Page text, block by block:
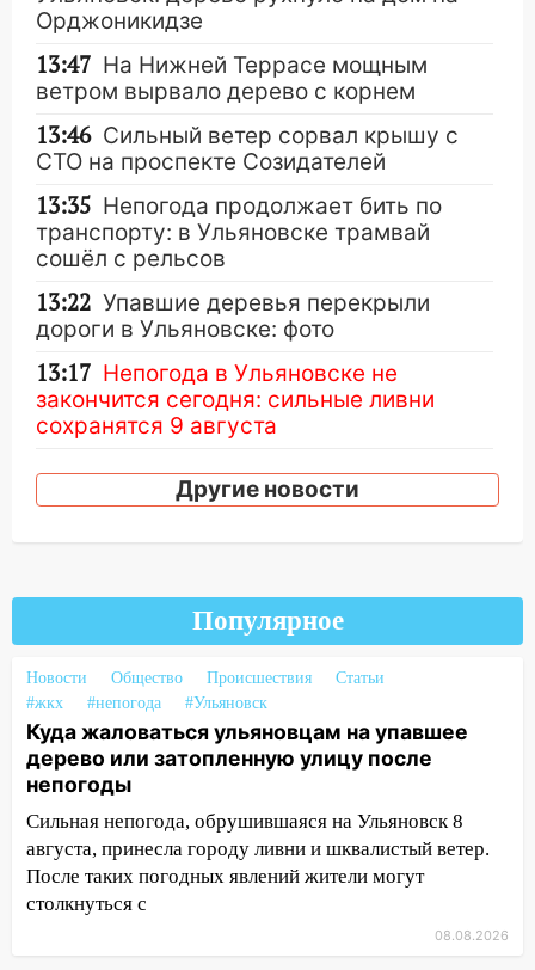
Орджоникидзе
13:47 На Нижней Террасе мощным
ветром вырвало дерево с корнем
13:46 Сильный ветер сорвал крышу с
СТО на проспекте Созидателей
13:35 Непогода продолжает бить по
транспорту: в Ульяновске трамвай
сошёл с рельсов
13:22 Упавшие деревья перекрыли
дороги в Ульяновске: фото
13:17 Непогода в Ульяновске не
закончится сегодня: сильные ливни
сохранятся 9 августа
13:15 Трижды «брал в долг» без спроса:
житель Вешкаймского района похитил у
проспекте Филатова в Ульяновске
13:12
Дерево пробило крышу дома на
на электрощит
13:10 В Заволжском районе дерево
упало во дворе
Ураган ударил по Ульяновску:
сорванные крыши, поваленные деревья,
затопленные улицы и остановившиеся
трамваи
Ульяновск накрыл крупный град:
Другие новости
Популярное
Новости Общество Происшествия
Статьи
#жкх
#непогода #Ульяновск
Куда жаловаться ульяновцам на упавшее
дерево или затопленную улицу после
непогоды
Сильная непогода, обрушившаяся на Ульяновск 8
августа, принесла городу ливни и шквалистый ветер.
После таких погодных явлений жители могут
столкнуться с
08.08.2026